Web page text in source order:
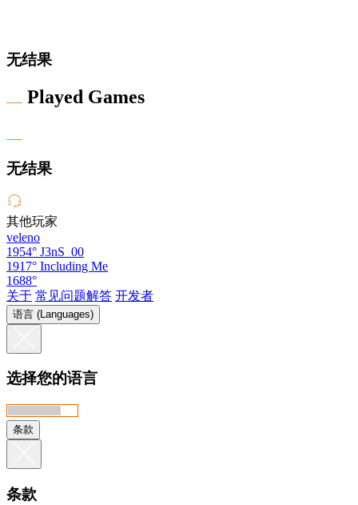
无结果
Played Games
无结果
其他玩家
veleno
1954° J3nS_00
1917° Including Me
1688°
关于 常见问题解答 开发者
语言 (Languages)
选择您的语言
条款
条款